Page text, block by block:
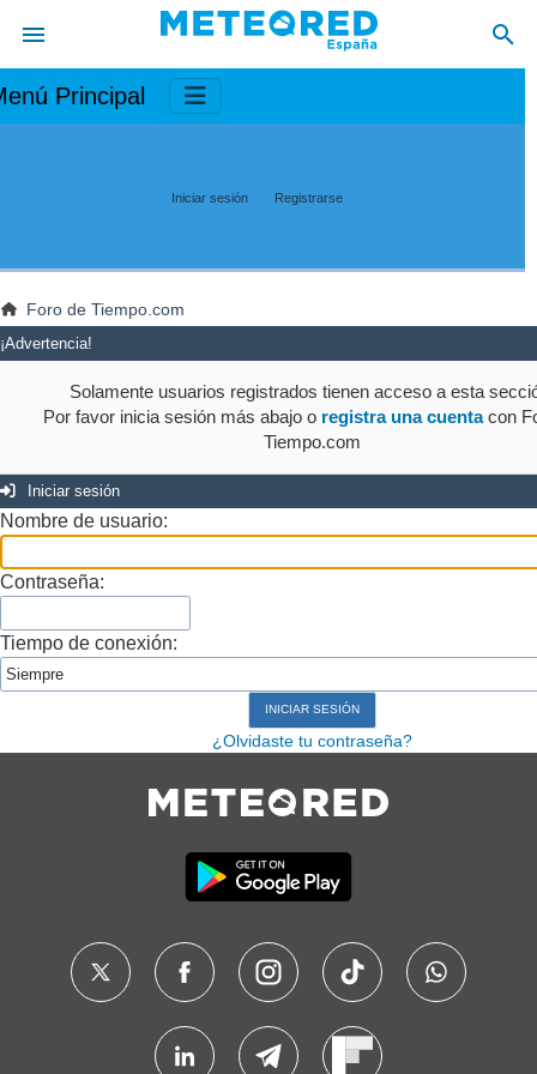
Principal
Iniciar sesión Registrarse
Foro de Tiempo.com
¡Advertencia!
Solamente usuarios registrados tienen acceso a esta
Por favor inicia sesión más abajo o registra una cuentacon
Tiempo.com
Iniciar sesión
Nombre de usuario:
Contraseña:
Tiempo de conexión:
¿Olvidaste tu contraseña?